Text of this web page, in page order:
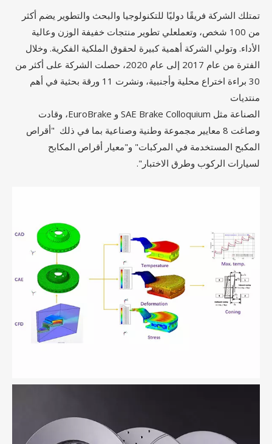
تمتلك الشركة فريقًا دوليًا للتكنولوجيا والبحث والتطوير يضم أكثر
من 100 شخص، وتعملعلي تطوير منتجات خفيفة الوزن وعالية
الأداء. وتولي الشركة أهمية كبيرة لحقوق الملكية الفكرية. وخلال
الفترة من عام 2017 إلى عام 2020، حصلت الشركة على أكثر من
30 براءة اختراع محلية وأجنبية، ونشرت 11 ورقة بحثية في أهم
منتديات
الصناعة مثل SAE Brake Colloquium و EuroBrake، وقادت
وصاغت 8 معايير مجموعة وطنية وصناعية بما في ذلك "أقراص
المكبح المستخدمة في المركبات" و"معيار أقراص المكابح
لسيارات الركوب وطرق الاختبار".